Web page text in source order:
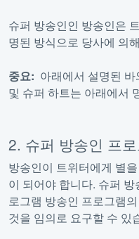
슈퍼 방송인인 방송인은
명된 방식으로 당사에 의
중요: 아래에서 설명된
및 슈퍼 하트는 아래에서
2. 슈퍼 방송인 프
방송인이 트위터에게 별
이 되어야 합니다. 슈퍼
로그램 방송인 프로그램
것을 임의로 요구할 수 있